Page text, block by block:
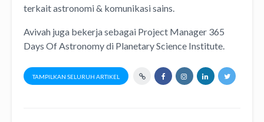
terkait astronomi & komunikasi sains.
Avivah juga bekerja sebagai Project Manager 365
Days Of Astronomydi Planetary Science Institute.
TAMPILKAN SELURUH ARTIKEL